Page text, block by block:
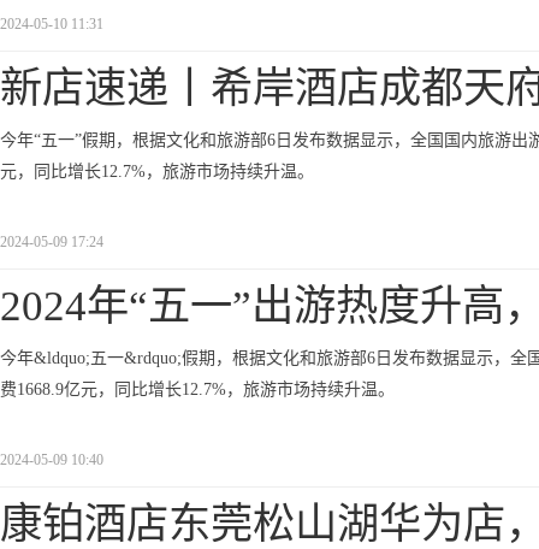
2024-05-10 11:31
新店速递丨希岸酒店成都天
今年“五一”假期，根据文化和旅游部6日发布数据显示，全国国内旅游
元，同比增长12.7%，旅游市场持续升温。
2024-05-09 17:24
2024年“五一”出游热度升高
今年&ldquo;五一&rdquo;假期，根据文化和旅游部6日发布数据显示，
费1668.9亿元，同比增长12.7%，旅游市场持续升温。
2024-05-09 10:40
康铂酒店东莞松山湖华为店